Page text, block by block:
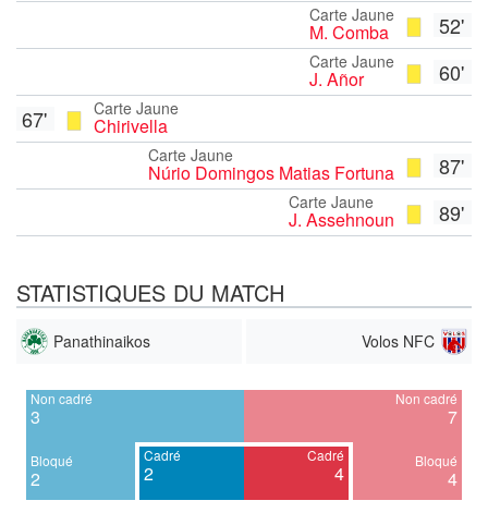
52'
Carte Jaune
M. Comba
60'
Carte Jaune
J. Añor
Carte Jaune
Chirivella
67'
87'
Carte Jaune
Núrio Domingos Matias Fortuna
89'
Carte Jaune
J. Assehnoun
STATISTIQUES DU MATCH
Panathinaikos Volos NFC
Non cadré
3
Bloqué
2
Cadré
2
Cadré
4
Non cadré
7
Bloqué
4